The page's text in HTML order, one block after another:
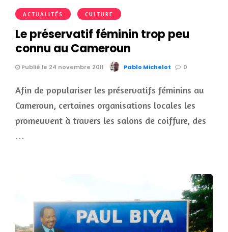
ACTUALITÉS CULTURE
Le préservatif féminin trop peu
connu au Cameroun
Publié le 24 novembre 2011 Pablo Michelot 0
Afin de populariser les préservatifs féminins au
Cameroun, certaines organisations locales les
promeuvent à travers les salons de coiffure, des
…